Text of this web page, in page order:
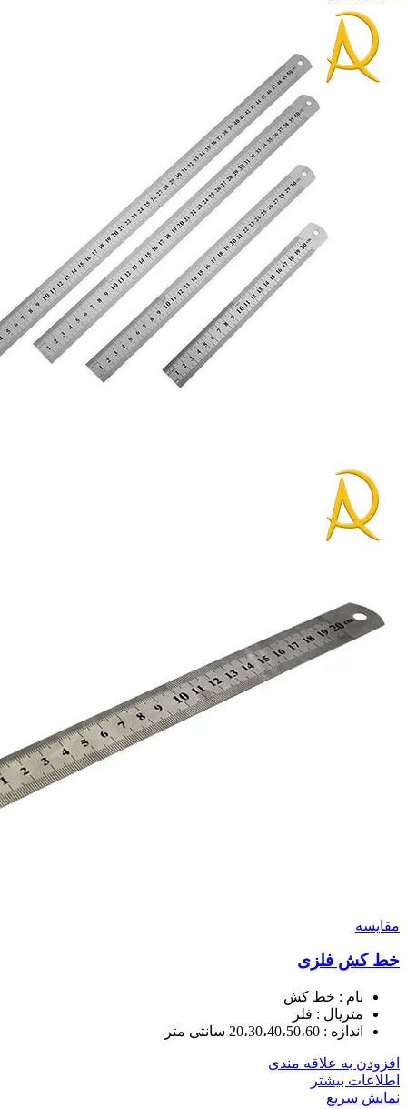
مقايسه
خط کش فلزی
نام : خط کش
متریال : فلز
اندازه : 20،30،40،50،60 سانتی متر
افزودن به علاقه مندی
اطلاعات بیشتر
نمایش سریع